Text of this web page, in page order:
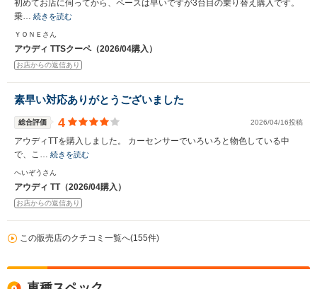
初めてお店に伺ってから、ペースは早いですが3台目の乗り替え購入です。
乗… 続きを読む
ＹＯＮＥさん
アウディ TTSクーペ（2026/04購入）
お店からの返信あり
素早い対応ありがとうございました
総合評価 4 2026/04/16投稿
アウディTTを購入しました。 カーセンサーでいろいろと物色している中
で、こ… 続きを読む
へいぞうさん
アウディ TT（2026/04購入）
お店からの返信あり
この販売店のクチコミ一覧へ(155件)